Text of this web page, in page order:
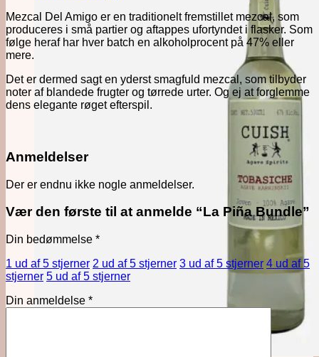
Mezcal Del Amigo er en traditionelt fremstillet mezcal, som
produceres i små partier og aftappes ufortyndet i flasker. Som
følge heraf har hver batch en alkoholprocent på 47% eller
mere.
Det er dermed sagt en yderst smagfuld mezcal, som tilbyder
noter af blandede frugter og tørrede urter. Og ej at forglemme
dens elegante røget efterspil.
Anmeldelser
Der er endnu ikke nogle anmeldelser.
Vær den første til at anmelde “La Piña Bundle”
Din bedømmelse *
1 ud af 5 stjerner 2 ud af 5 stjerner 3 ud af 5 stjerner 4 ud af 5
stjerner 5 ud af 5 stjerner
Din anmeldelse *